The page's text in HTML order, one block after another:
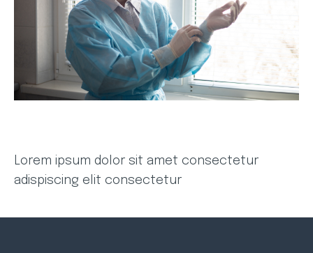
Lorem ipsum dolor sit amet consectetur
adispiscing elit consectetur